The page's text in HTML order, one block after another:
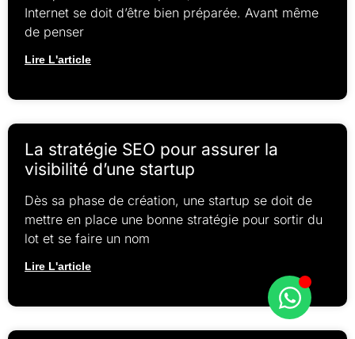
Internet se doit d’être bien préparée. Avant même
de penser
Lire L'article
La stratégie SEO pour assurer la
visibilité d’une startup
Dès sa phase de création, une startup se doit de
mettre en place une bonne stratégie pour sortir du
lot et se faire un nom
Lire L'article